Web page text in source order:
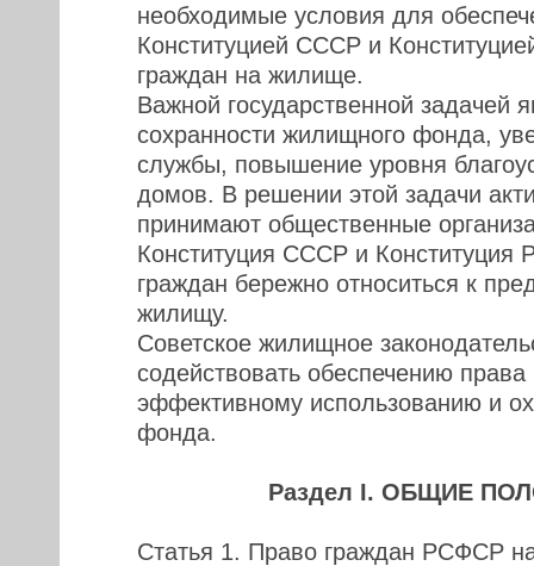
необходимые условия для
Конституцией СССР и
граждан на жилище.
Важной государственной задачей
сохранности жилищного фонда,
службы, повышение уровня
домов. В решении этой задачи
принимают общественные
Конституция СССР и
граждан бережно относиться к
жилищу.
Советское жилищное
содействовать обеспечению
эффективному использованию и
фонда.
Раздел I. ОБЩИЕ
Статья 1. Право граждан РСФСР